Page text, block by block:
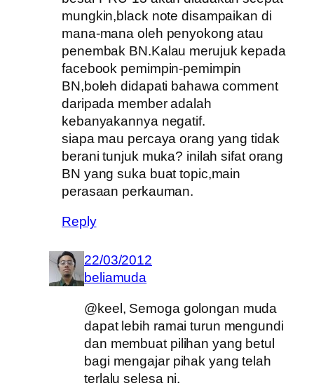
mungkin,black note disampaikan di
mana-mana oleh penyokong atau
penembak BN.Kalau merujuk kepada
facebook pemimpin-pemimpin
BN,boleh didapati bahawa comment
daripada member adalah
kebanyakannya negatif.
siapa mau percaya orang yang tidak
berani tunjuk muka? inilah sifat orang
BN yang suka buat topic,main
perasaan perkauman.
Reply
22/03/2012
beliamuda
@keel, Semoga golongan muda
dapat lebih ramai turun mengundi
dan membuat pilihan yang betul
bagi mengajar pihak yang telah
terlalu selesa ni.